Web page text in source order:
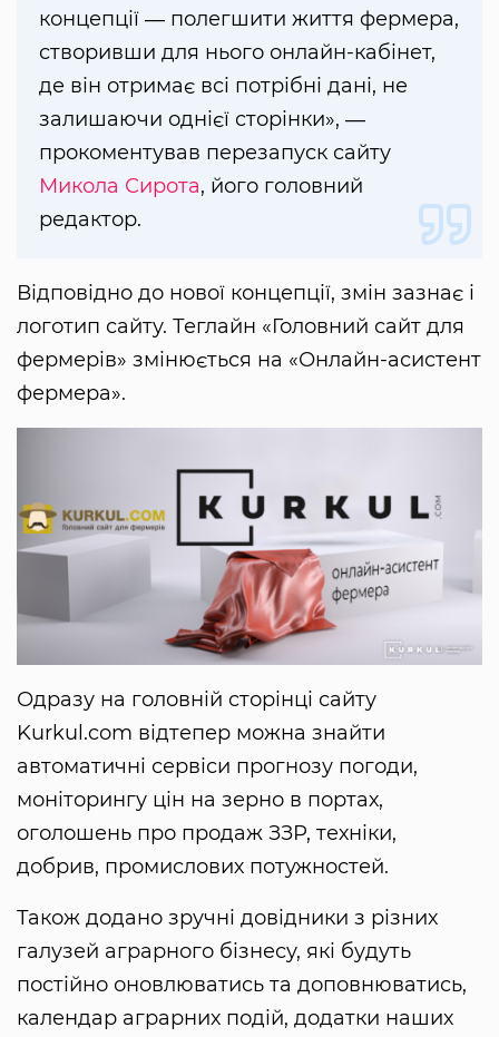
концепції ― полегшити життя фермера,
створивши для нього онлайн-кабінет,
де він отримає всі потрібні дані, не
залишаючи однієї сторінки», ―
прокоментував перезапуск сайту
Микола Сирота, його головний
редактор.
Відповідно до нової концепції, змін зазнає і
логотип сайту. Теглайн «Головний сайт для
фермерів» змінюється на «Онлайн-асистент
фермера».
Одразу на головній сторінці сайту
Kurkul.com відтепер можна знайти
автоматичні сервіси прогнозу погоди,
моніторингу цін на зерно в портах,
оголошень про продаж ЗЗР, техніки,
добрив, промислових потужностей.
Також додано зручні довідники з різних
галузей аграрного бізнесу, які будуть
постійно оновлюватись та доповнюватись,
календар аграрних подій, додатки наших